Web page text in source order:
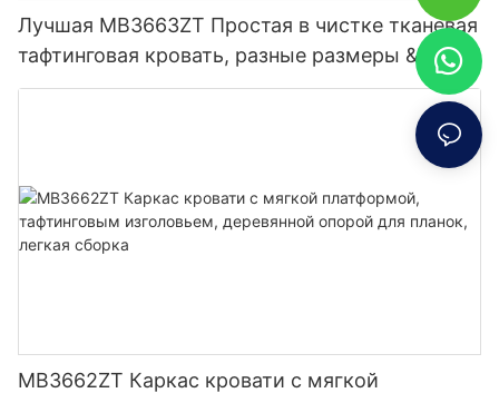
Лучшая MB3663ZT Простая в чистке тканевая
тафтинговая кровать, разные размеры &
Цвета Цена по прейскуранту завода-
MB3662ZT Каркас кровати с мягкой